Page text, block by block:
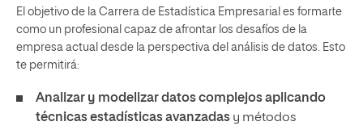
El objetivo de la Carrera de Estadística Empresarial es formarte
como un profesional capaz de afrontar los desafíos de la
empresa actual desde la perspectiva del análisis de datos. Esto
te permitirá:
Analizar y modelizar datos complejos aplicando
técnicas estadísticas avanzadas y métodos